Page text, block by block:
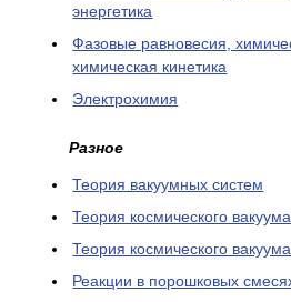
энергетика
Фазовые равновесия,
химическая кинетика
Электрохимия
Разное
Теория вакуумных систем
Теория космического
Теория космического
Реакции в порошковых